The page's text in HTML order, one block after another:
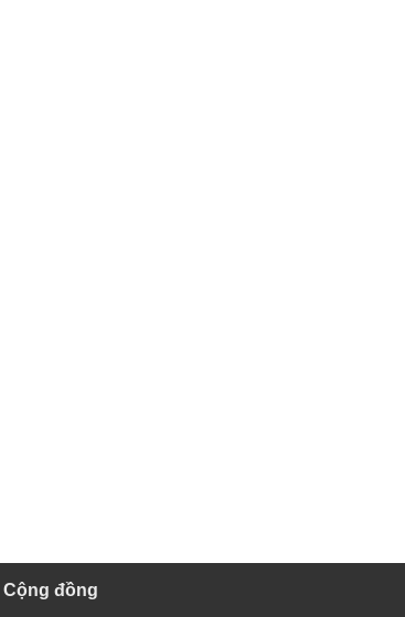
Cộng đồng